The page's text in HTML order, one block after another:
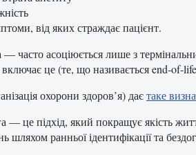
від яких страждає пацієнт.
— часто асоціюється лише з
це (те, що називається end-
охорони здоров’я) даєтаке
— це підхід, який покращує якість
шляхом ранньої ідентифікації та